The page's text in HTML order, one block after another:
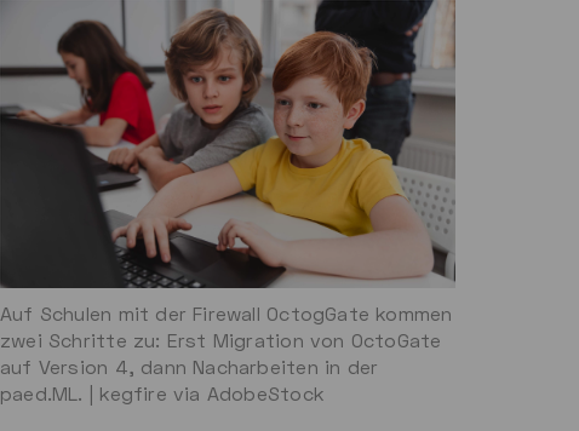
Auf Schulen mit der Firewall OctogGate kommen
zwei Schritte zu: Erst Migration von OctoGate
auf Version 4, dann Nacharbeiten in der
paed.ML. | kegfire via AdobeStock